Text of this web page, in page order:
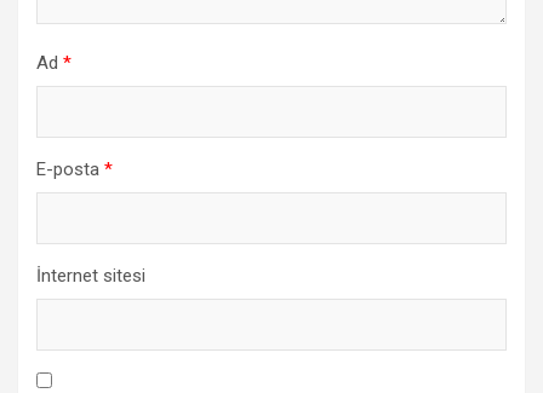
Ad *
E-posta *
İnternet sitesi